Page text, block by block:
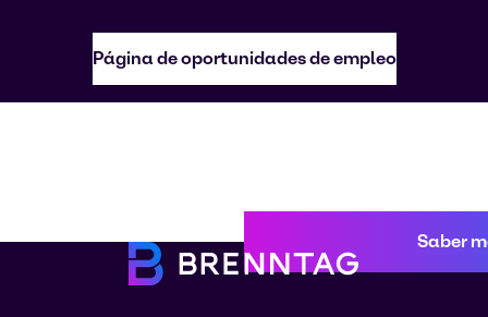
Página de oportunidades de empleo
Saber